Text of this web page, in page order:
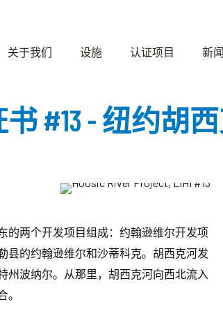
关于我们 设施 认证项目 新
书 #13 - 纽约胡
的两个开发项目组成：约翰逊维尔开发项
县的约翰逊维尔和沙蒂科克。胡西克河发
州波纳尔。从那里，胡西克河向西北流入